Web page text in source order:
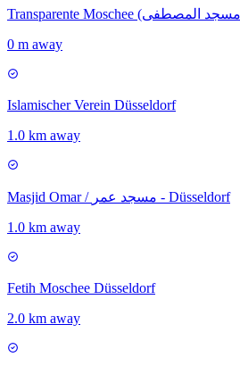
0 m away
Islamischer Verein Düsseldorf
1.0 km away
Masjid Omar / مسجد عمر - Düsseldorf
1.0 km away
Fetih Moschee Düsseldorf
2.0 km away